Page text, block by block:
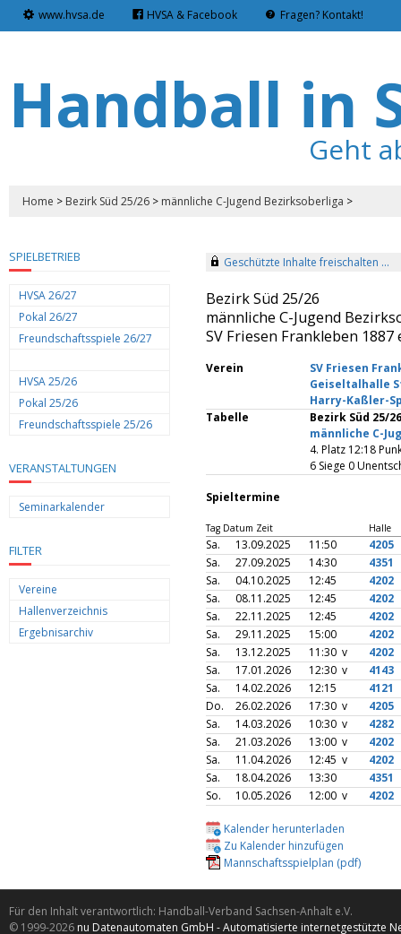
www.hvsa.de HVSA & Facebook Fragen? Kontakt!
Handball in
Geht
Home > Bezirk Süd 25/26 > männliche C-Jugend Bezirksoberliga >
SPIELBETRIEB
HVSA 26/27
Pokal 26/27
Freundschaftsspiele 26/27
HVSA 25/26
Pokal 25/26
Freundschaftsspiele 25/26
VERANSTALTUNGEN
Seminarkalender
FILTER
Vereine
Hallenverzeichnis
Ergebnisarchiv
Geschützte Inhalte freischalten ...
Bezirk Süd 25/26
männliche C-Jugend
SV Friesen Frankleben 1887
Verein
SV Friesen
Geiseltalhalle
Harry-Kaßler-
Tabelle
Bezirk Süd 25/26
männliche C-
4. Platz 12:18
6 Siege 0
Spieltermine
Tag Datum Zeit Halle
Sa. 13.09.2025 11:50
4205
Sa.
27.09.2025 14:30
4351
Sa.
04.10.2025 12:45
4202
Sa.
08.11.2025 12:45
4202
Sa.
22.11.2025 12:45
4202
Sa.
29.11.2025 15:00
4202
Sa.
13.12.2025 11:30 v
4202
Sa.
17.01.2026 12:30 v
4143
Sa.
14.02.2026 12:15
4121
Do.
26.02.2026 17:30 v
4205
Sa.
14.03.2026 10:30 v
4282
Sa.
21.03.2026 13:00 v
4202
Sa.
11.04.2026 12:45 v
4202
Sa.
18.04.2026 13:30
4351
So.
10.05.2026 12:00 v 4202
Kalender herunterladen
Zu Kalender hinzufügen
Mannschaftsspielplan (pdf)
Für den Inhalt verantwortlich: Handball-Verband Sachsen-Anhalt e.V.
© 1999-2026 nu Datenautomaten GmbH - Automatisierte internetgestützte